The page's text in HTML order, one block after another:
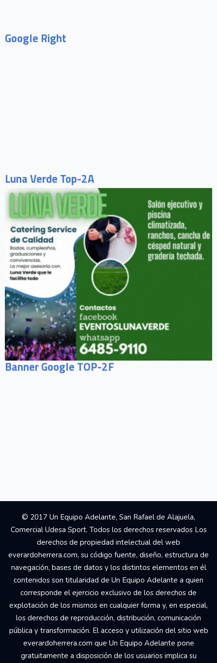
Google Right
Luna Verde Top-2A
Banner Google TOP-2F
© 2017 Un Equipo Adelante, San Rafael de Alajuela,
Comercial Udesa Sport. Todos los derechos reservados Los
derechos de propiedad intelectual del web
everardoherrera.com, su código fuente, diseño, estructura de
navegación, bases de datos y los distintos elementos en él
contenidos son titularidad de Un Equipo Adelante a quien
corresponde el ejercicio exclusivo de los derechos de
explotación de los mismos en cualquier forma y, en especial,
los derechos de reproducción, distribución, comunicación
pública y transformación. El acceso y utilización del sitio web
everardoherrera.com que Un Equipo Adelante pone
gratuitamente a disposición de los usuarios implica su